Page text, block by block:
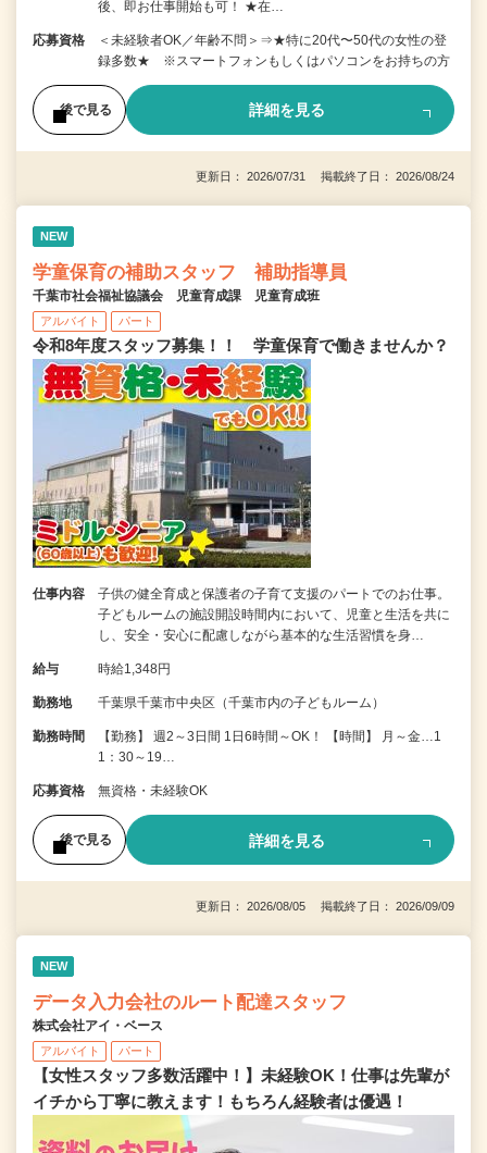
後、即お仕事開始も可！ ★在…
応募資格
＜未経験者OK／年齢不問＞⇒★特に20代〜50代の女性の登
録多数★ ※スマートフォンもしくはパソコンをお持ちの方
後で見る 詳細を見る
更新日： 2026/07/31 掲載終了日： 2026/08/24
NEW
学童保育の補助スタッフ 補助指導員
千葉市社会福祉協議会 児童育成課 児童育成班
アルバイト パート
令和8年度スタッフ募集！！ 学童保育で働きませんか？
仕事内容
子供の健全育成と保護者の子育て支援のパートでのお仕事。
子どもルームの施設開設時間内において、児童と生活を共に
し、安全・安心に配慮しながら基本的な生活習慣を身…
給与 時給1,348円
勤務地 千葉県千葉市中央区（千葉市内の子どもルーム）
勤務時間
【勤務】 週2～3日間 1日6時間～OK！ 【時間】 月～金…1
1：30～19…
応募資格 無資格・未経験OK
後で見る 詳細を見る
更新日： 2026/08/05 掲載終了日： 2026/09/09
NEW
データ入力会社のルート配達スタッフ
株式会社アイ・ベース
アルバイト パート
【女性スタッフ多数活躍中！】未経験OK！仕事は先輩が
イチから丁寧に教えます！もちろん経験者は優遇！